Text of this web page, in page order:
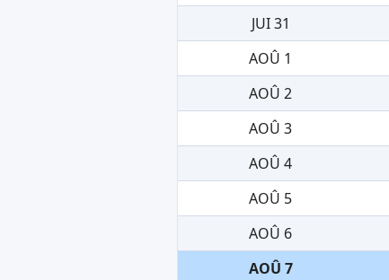
JUI 31
AOÛ 1
AOÛ 2
AOÛ 3
AOÛ 4
AOÛ 5
AOÛ 6
AOÛ 7